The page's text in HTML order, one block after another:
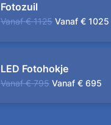
Fotozuil
Vanaf € 1125 Vanaf € 1025
LED Fotohokje
Vanaf € 795 Vanaf € 695